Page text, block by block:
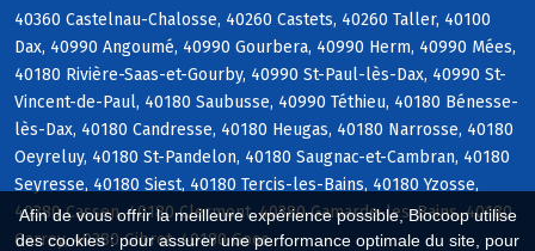
Afin de vous offrir la meilleure expérience possible, Biocoop utilise
des cookies : pour assurer une performance optimale du site, pour
40360 Castelnau-Chalosse, 40260 Castets, 40260 Taller, 40100
Dax, 40990 Angoumé, 40990 Gourbera, 40990 Herm, 40990 Mées,
40180 Rivière-Saas-et-Gourby, 40990 St-Paul-lès-Dax, 40990 St-
Vincent-de-Paul, 40180 Saubusse, 40990 Téthieu, 40180 Bénesse-
lès-Dax, 40180 Candresse, 40180 Heugas, 40180 Narrosse, 40180
Oeyreluy, 40180 St-Pandelon, 40180 Saugnac-et-Cambran, 40180
Seyresse, 40180 Siest, 40180 Tercis-les-Bains, 40180 Yzosse,
40380 Cassen, 40180 Clermont, 40380 Gamarde-les-Bains, 40180
Garrey, 40380 Gibret, 40180 Goos